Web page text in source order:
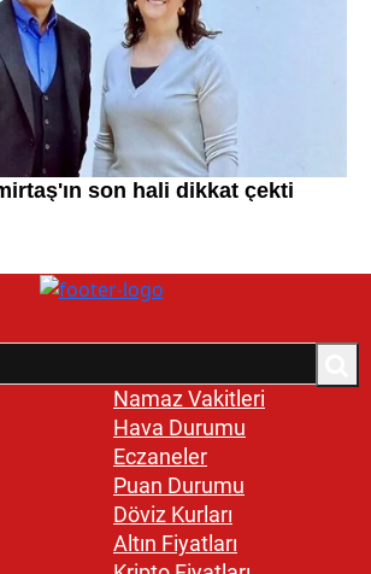
Namaz Vakitleri
Hava Durumu
Eczaneler
Puan Durumu
Döviz Kurları
Altın Fiyatları